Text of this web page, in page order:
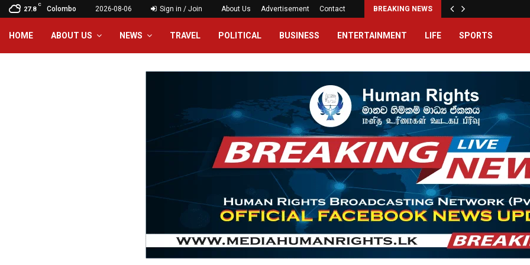
27.8
C
Colombo 2026-08-06 Sign in / Join About Us Advertisement Contact BREAKING NEWS
HOME ABOUT US NEWS TRAVEL POLITICAL BUSINESS ENTERTAINMENT LIFE SPORTS